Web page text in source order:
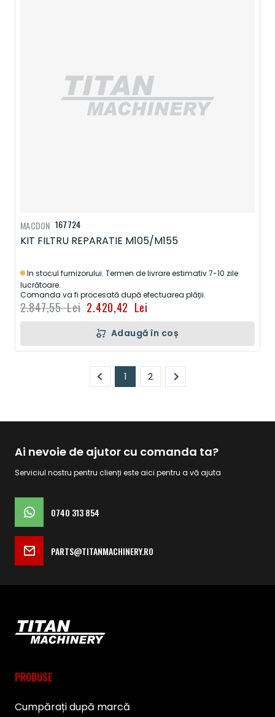
167724
KIT FILTRU REPARATIE M105/M155
In stocul furnizorului. Termen de livrare estimativ 7-10 zile
lucrătoare.
Comanda va fi procesată după efectuarea plății.
2.420,42 Lei
2.847,55 Lei
MACDON
Adaugă în coș
Pagină
În prezent, citiți pagina
1
Pagină
2
Ai nevoie de ajutor cu comanda ta?
Serviciul nostru pentru clienți este aici pentru a vă ajuta
0740 313 854
PARTS@TITANMACHINERY.RO
PRODUSE
Cumpărați după marcă